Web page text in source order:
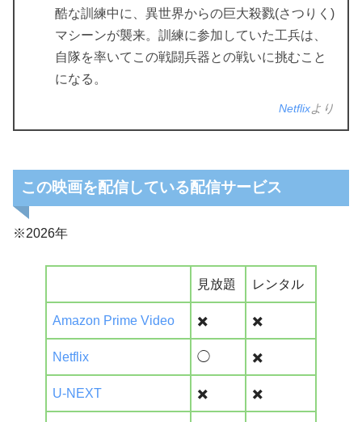
酷な訓練中に、異世界からの巨大殺戮(さつりく)
マシーンが襲来。訓練に参加していた工兵は、
自隊を率いてこの戦闘兵器との戦いに挑むこと
になる。
Netflixより
この映画を配信している配信サービス
※2026年
見放題 レンタル
Amazon Prime Video ✖️ ✖️
Netflix ◯ ✖️
U-NEXT ✖️ ✖️